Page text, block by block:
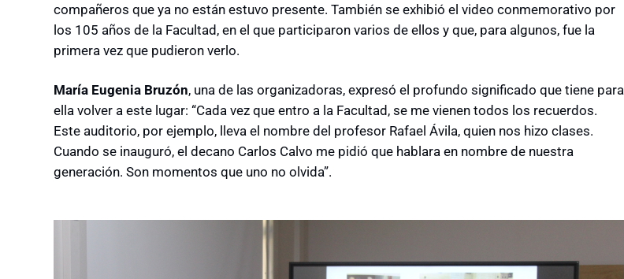
compañeros que ya no están estuvo presente. También se exhibió el video conmemorativo por
los 105 años de la Facultad, en el que participaron varios de ellos y que, para algunos, fue la
primera vez que pudieron verlo.
María Eugenia Bruzón, una de las organizadoras, expresó el profundo significado que tiene para
ella volver a este lugar: “Cada vez que entro a la Facultad, se me vienen todos los recuerdos.
Este auditorio, por ejemplo, lleva el nombre del profesor Rafael Ávila, quien nos hizo clases.
Cuando se inauguró, el decano Carlos Calvo me pidió que hablara en nombre de nuestra
generación. Son momentos que uno no olvida”.